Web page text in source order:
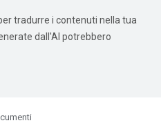
tradurre i contenuti nella tua
dall'AI potrebbero